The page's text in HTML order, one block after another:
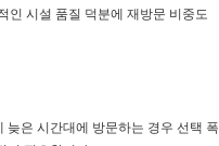
인 시설 품질 덕분에 재방문 비중도
은 시간대에 방문하는 경우 선택 폭